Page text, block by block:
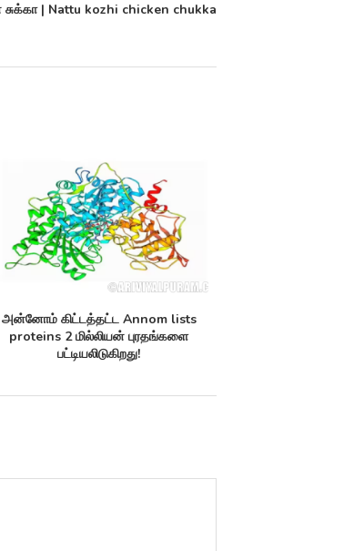
சுக்கா | Nattu kozhi chicken chukka
கேபிள் Monitor
ஆர்க்டிக்கில் கடல்...
செயற்கை நுண்ணுயிர் எதிர்ப்பிகள்
Synthetic antibiotics மருந்து-எதிர்ப்பு